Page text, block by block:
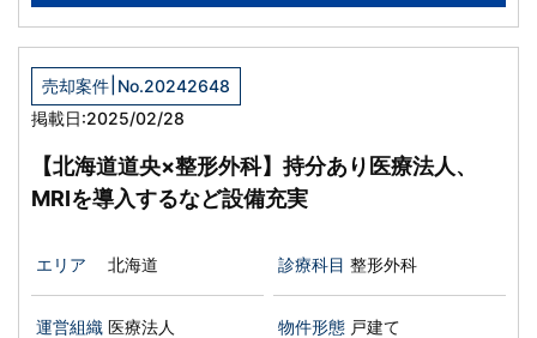
売却案件 No.20242648
掲載日:2025/02/28
【北海道道央×整形外科】持分あり医療法人、
MRIを導入するなど設備充実
エリア 北海道 診療科目 整形外科
運営組織 医療法人 物件形態 戸建て